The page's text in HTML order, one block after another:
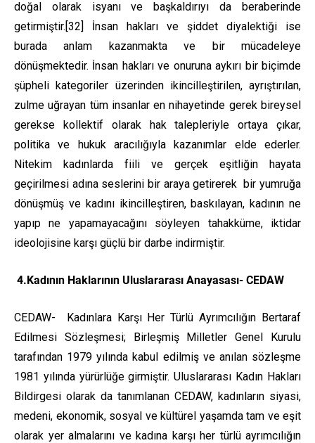
doğal olarak isyanı ve başkaldırıyı da beraberinde
getirmiştir.[32]
İnsan hakları ve şiddet diyalektiği ise
burada anlam kazanmakta ve bir mücadeleye
dönüşmektedir. İnsan hakları ve onuruna aykırı bir biçimde
şüpheli kategoriler üzerinden ikincilleştirilen, ayrıştırılan,
zulme uğrayan tüm insanlar en nihayetinde gerek bireysel
gerekse kollektif olarak hak talepleriyle ortaya çıkar,
politika ve hukuk aracılığıyla kazanımlar elde ederler.
Nitekim kadınlarda fiili ve gerçek eşitliğin hayata
geçirilmesi adına seslerini bir araya getirerek bir yumruğa
dönüşmüş ve kadını ikincilleştiren, baskılayan, kadının ne
yapıp ne yapamayacağını söyleyen tahakküme, iktidar
ideolojisine karşı güçlü bir darbe indirmiştir.
4.Kadının Haklarının Uluslararası Anayasası- CEDAW
CEDAW- Kadınlara Karşı Her Türlü Ayrımcılığın Bertaraf
Edilmesi Sözleşmesi; Birleşmiş Milletler Genel Kurulu
tarafından 1979 yılında kabul edilmiş ve anılan sözleşme
1981 yılında yürürlüğe girmiştir. Uluslararası Kadın Hakları
Bildirgesi olarak da tanımlanan CEDAW, kadınların siyasi,
medeni, ekonomik, sosyal ve kültürel yaşamda tam ve eşit
olarak yer almalarını ve kadına karşı her türlü ayrımcılığın